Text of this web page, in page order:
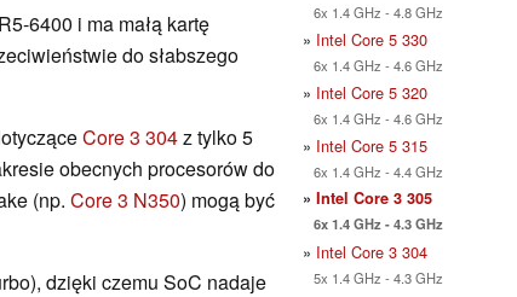
6400 i ma małą kartę
do słabszego
Core 3 304z tylko 5
obecnych procesorów do
(np. Core 3 N350) mogą być
dzięki czemu SoC nadaje
6x 1.4 GHz - 4.8 GHz
» Intel Core 5 330
6x 1.4 GHz - 4.6 GHz
» Intel Core 5 320
6x 1.4 GHz - 4.6 GHz
» Intel Core 5 315
6x 1.4 GHz - 4.4 GHz
» Intel Core 3 305
6x 1.4 GHz - 4.3 GHz
» Intel Core 3 304
5x 1.4 GHz - 4.3 GHz